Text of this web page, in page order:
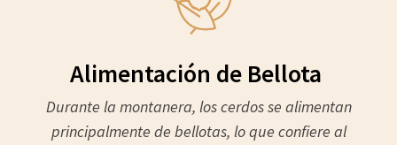
Alimentación de Bellota
Durante la montanera, los cerdos se alimentan
principalmente de bellotas, lo que confiere al